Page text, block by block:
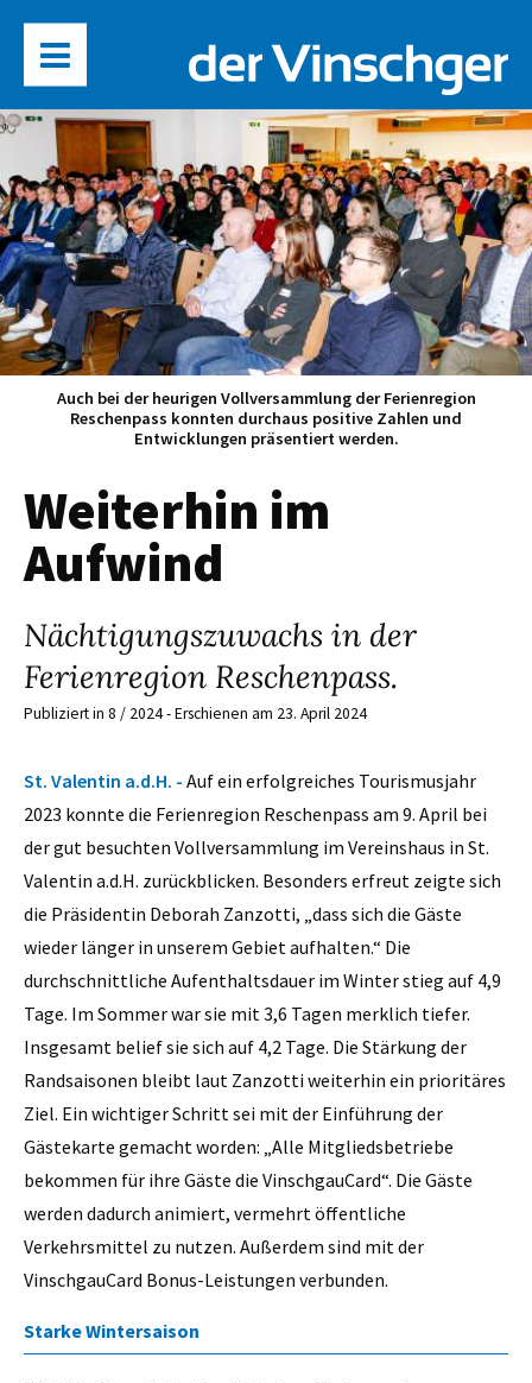
Auch bei der heurigen Vollversammlung der Ferienregion
Reschenpass konnten durchaus positive Zahlen und
Entwicklungen präsentiert werden.
Weiterhin im
Aufwind
Nächtigungszuwachs in der
Ferienregion Reschenpass.
Publiziert in 8 / 2024 - Erschienen am 23. April 2024
St. Valentin a.d.H. - Auf ein erfolgreiches Tourismusjahr
2023 konnte die Ferienregion Reschenpass am 9. April bei
der gut besuchten Vollversammlung im Vereinshaus in St.
Valentin a.d.H. zurückblicken. Besonders erfreut zeigte sich
die Präsidentin Deborah Zanzotti, „dass sich die Gäste
wieder länger in unserem Gebiet aufhalten.“ Die
durchschnittliche Aufenthaltsdauer im Winter stieg auf 4,9
Tage. Im Sommer war sie mit 3,6 Tagen merklich tiefer.
Insgesamt belief sie sich auf 4,2 Tage. Die Stärkung der
Randsaisonen bleibt laut Zanzotti weiterhin ein prioritäres
Ziel. Ein wichtiger Schritt sei mit der Einführung der
Gästekarte gemacht worden: „Alle Mitgliedsbetriebe
bekommen für ihre Gäste die VinschgauCard“. Die Gäste
werden dadurch animiert, vermehrt öffentliche
Verkehrsmittel zu nutzen. Außerdem sind mit der
VinschgauCard Bonus-Leistungen verbunden.
Starke Wintersaison